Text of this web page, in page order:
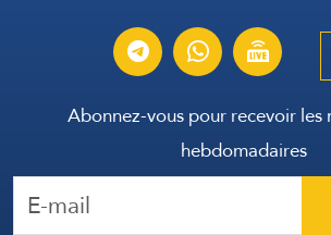
Abonnez-vous pour recevoir les
hebdomadaires